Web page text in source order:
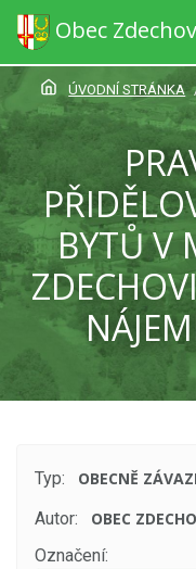
Obec
ÚVODNÍ STRÁNKA
BYTŮ V
Typ:
OBECNĚ
Autor:
OBEC
Označení: